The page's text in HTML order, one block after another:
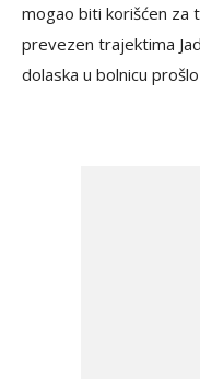
mogao biti korišćen za
prevezen trajektima
dolaska u bolnicu